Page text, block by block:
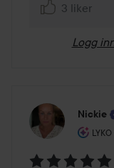
3 liker
Logg
Nickie